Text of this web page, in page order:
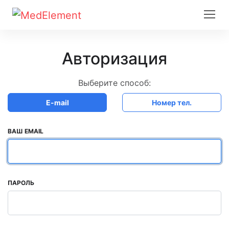
Авторизация
Выберите способ:
E-mail Номер тел.
ВАШ EMAIL
ПАРОЛЬ